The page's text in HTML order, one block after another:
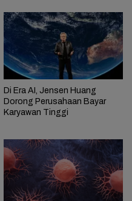
Di Era AI, Jensen Huang
Dorong Perusahaan Bayar
Karyawan Tinggi